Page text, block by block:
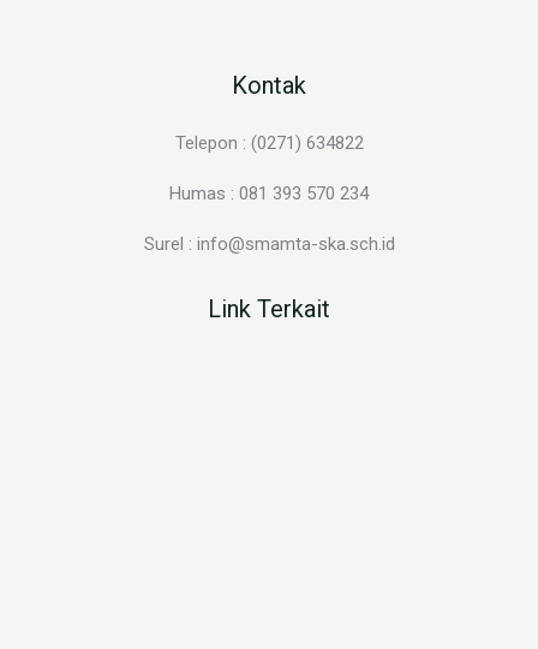
Kontak
Telepon : (0271) 634822
Humas : 081 393 570 234
Surel : info@smamta-ska.sch.id
Link Terkait